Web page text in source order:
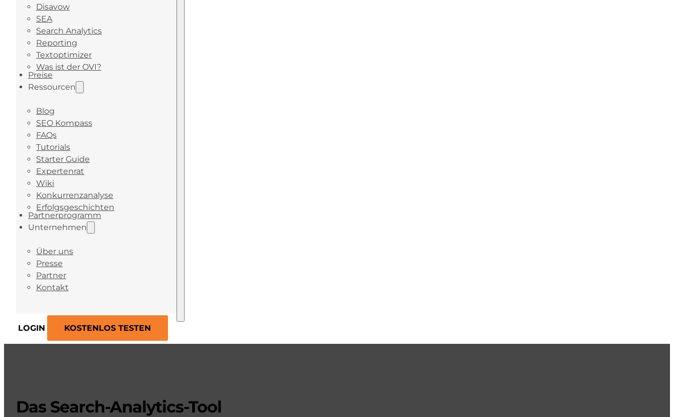
Disavow
SEA
Search Analytics
Reporting
Textoptimizer
Was ist der OVI?
Preise
Ressourcen
Blog
SEO Kompass
FAQs
Tutorials
Starter Guide
Expertenrat
Wiki
Konkurrenzanalyse
Erfolgsgeschichten
Partnerprogramm
Unternehmen
Über uns
Presse
Partner
Kontakt
LOGIN KOSTENLOS TESTEN
Das Search-Analytics-Tool